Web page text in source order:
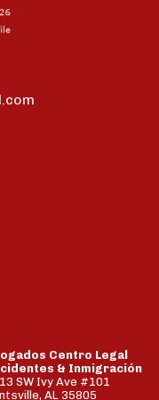
Centro Legal
& Inmigración
SW Ivy Ave #101
AL 35805